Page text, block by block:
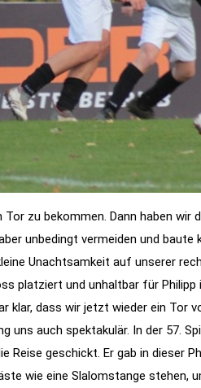
zu bekommen. Dann haben wir
unbedingt vermeiden und baute
Unachtsamkeit auf unserer
platziert und unhaltbar für Philipp
klar, dass wir jetzt wieder ein Tor
uns auch spektakulär. In der 57.
Reise geschickt. Er gab in dieser
wie eine Slalomstange stehen,